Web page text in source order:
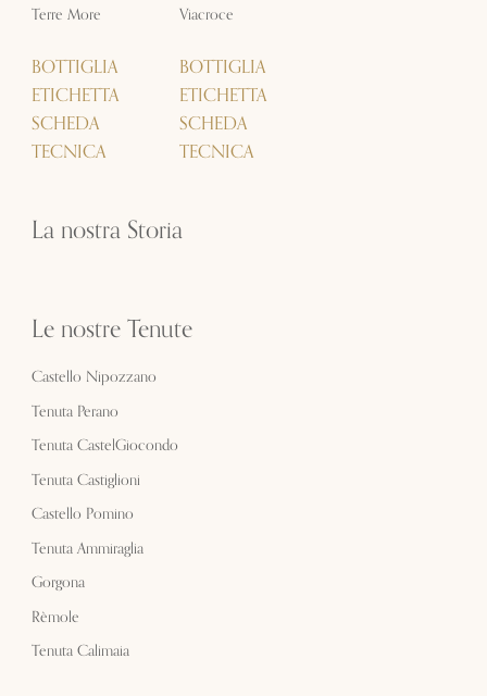
Terre More
BOTTIGLIA
ETICHETTA
SCHEDA
TECNICA
Viacroce
BOTTIGLIA
ETICHETTA
SCHEDA
TECNICA
La nostra Storia
Le nostre Tenute
Castello Nipozzano
Tenuta Perano
Tenuta CastelGiocondo
Tenuta Castiglioni
Castello Pomino
Tenuta Ammiraglia
Gorgona
Rèmole
Tenuta Calimaia